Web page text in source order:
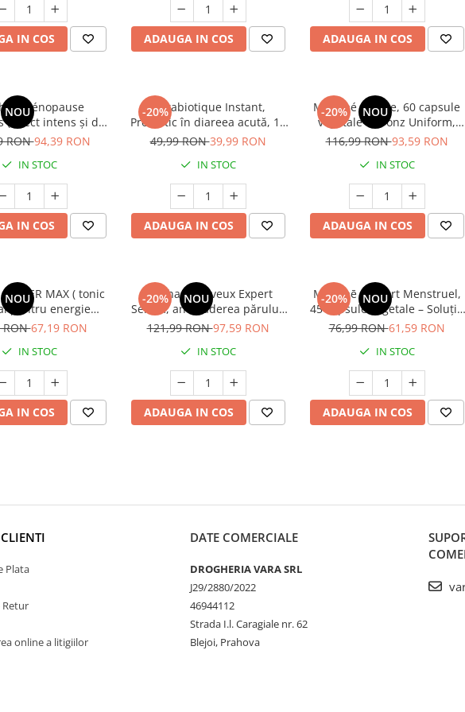
IN COS ADAUGA IN COS ADAUGA IN COS
NOUMénopause
( Efect intens și de
simptomelor
și menopauză.) *
60 jeleuri
RON94,39 RON
IN STOC
IN COS
-20%
Ultrabiotique Instant,
Probiotic în diareea acută, 10
capsule vegetale
49,99 RON39,99 RON
IN STOC
ADAUGA IN COS
-20% NOU
Manhaé Solaire, 60 capsule
vegetale – Bronz Uniform,
Luminozitate și Protecție
116,99 RON93,59 RON
IN STOC
ADAUGA IN COS
NOU
POWER MAX ( tonic
pentru energie
) * 10 Fiole
RON67,19 RON
IN STOC
IN COS
-20% NOU
Manhaē Cheveux Expert
Serum, anti-căderea părului,
ser, 50 ml
121,99 RON97,59 RON
IN STOC
ADAUGA IN COS
-20% NOU
Manhaē Confort Menstruel,
45 capsule vegetale – Soluția
Naturală pentru un Ciclu fără
76,99 RON61,59 RON
IN STOC
ADAUGA IN COS
Plata
Retur
online a litigiilor
DATE COMERCIALE
DROGHERIA VARA SRL
J29/2880/2022
46944112
Strada I.l. Caragiale nr. 62
Blejoi, Prahova